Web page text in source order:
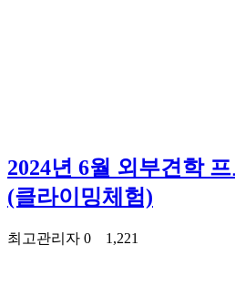
2024년 6월 외부견학
(클라이밍체험)
최고관리자 0 1,221